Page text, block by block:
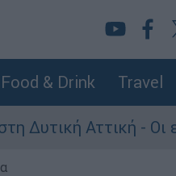
Food & Drink Travel
Αττική - Οι